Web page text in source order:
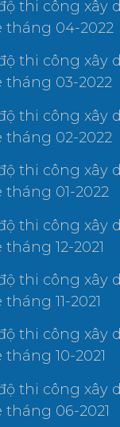
thi công xây
tháng 04-2022
thi công xây
tháng 03-2022
thi công xây
tháng 02-2022
thi công xây
tháng 01-2022
thi công xây
12-2021
thi công xây
11-2021
thi công xây
10-2021
thi công xây
tháng 06-2021